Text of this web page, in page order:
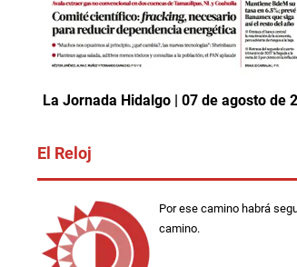
La Jornada Hidalgo | 07 de agosto de
El Reloj
Por ese camino habrá
camino.